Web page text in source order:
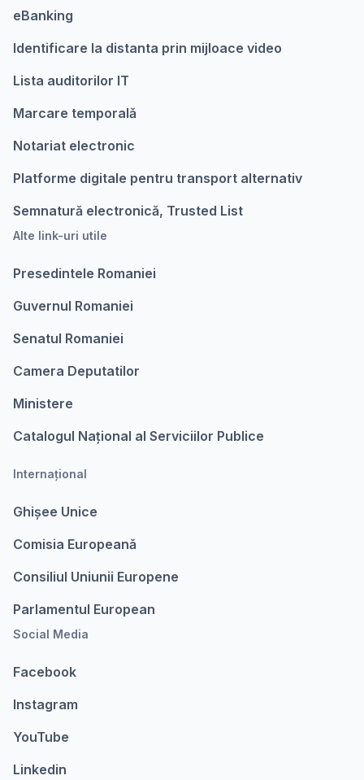
eBanking
Identificare la distanta prin mijloace video
Lista auditorilor IT
Marcare temporalǎ
Notariat electronic
Platforme digitale pentru transport alternativ
Semnatură electronică, Trusted List
Alte link-uri utile
Presedintele Romaniei
Guvernul Romaniei
Senatul Romaniei
Camera Deputatilor
Ministere
Catalogul Național al Serviciilor Publice
Internațional
Ghișee Unice
Comisia Europeanǎ
Consiliul Uniunii Europene
Parlamentul European
Social Media
Facebook
Instagram
YouTube
Linkedin